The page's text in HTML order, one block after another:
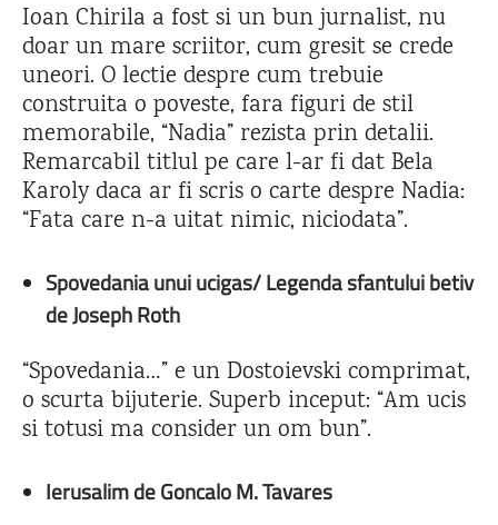
Ioan Chirila a fost si un bun jurnalist, nu
doar un mare scriitor, cum gresit se crede
uneori. O lectie despre cum trebuie
construita o poveste, fara figuri de stil
memorabile, “Nadia” rezista prin detalii.
Remarcabil titlul pe care l-ar fi dat Bela
Karoly daca ar fi scris o carte despre Nadia:
“Fata care n-a uitat nimic, niciodata”.
Spovedania unui ucigas/ Legenda sfantului betiv
de Joseph Roth
“Spovedania…” e un Dostoievski comprimat,
o scurta bijuterie. Superb inceput: “Am ucis
si totusi ma consider un om bun”.
Ierusalim de Goncalo M. Tavares